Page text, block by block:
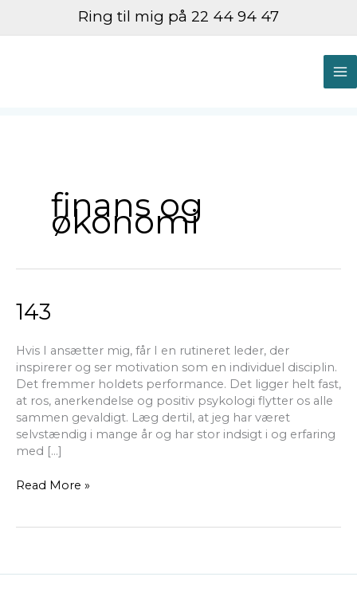
Ring til mig på 22 44 94 47
finans og
økonomi
143
Hvis I ansætter mig, får I en rutineret leder, der
inspirerer og ser motivation som en individuel disciplin.
Det fremmer holdets performance. Det ligger helt fast,
at ros, anerkendelse og positiv psykologi flytter os alle
sammen gevaldigt. Læg dertil, at jeg har været
selvstændig i mange år og har stor indsigt i og erfaring
med […]
143
Read More »